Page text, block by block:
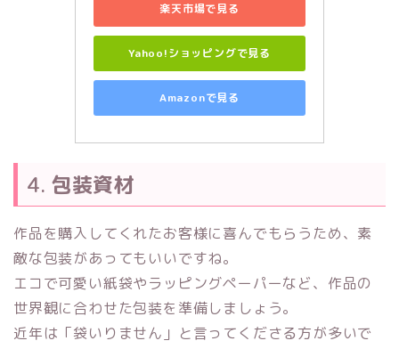
楽天市場で見る
Yahoo!ショッピングで見る
Amazonで見る
4. 包装資材
作品を購入してくれたお客様に喜んでもらうため、素
敵な包装があってもいいですね。
エコで可愛い紙袋やラッピングペーパーなど、作品の
世界観に合わせた包装を準備しましょう。
近年は「袋いりません」と言ってくださる方が多いで